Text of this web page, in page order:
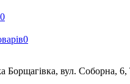
0
0
Борщагівка, вул. Соборна,